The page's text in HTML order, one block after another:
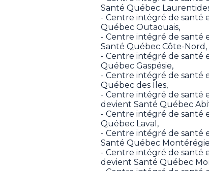
Santé Québec
- Centre intégré de santé
Québec Outaouais,
- Centre intégré de santé
Santé Québec Côte-Nord,
- Centre intégré de santé
Québec Gaspésie,
- Centre intégré de santé
Québec des Îles,
- Centre intégré de santé
devient Santé Québec
- Centre intégré de santé
Québec Laval,
- Centre intégré de santé
Santé Québec
- Centre intégré de santé
devient Santé Québec